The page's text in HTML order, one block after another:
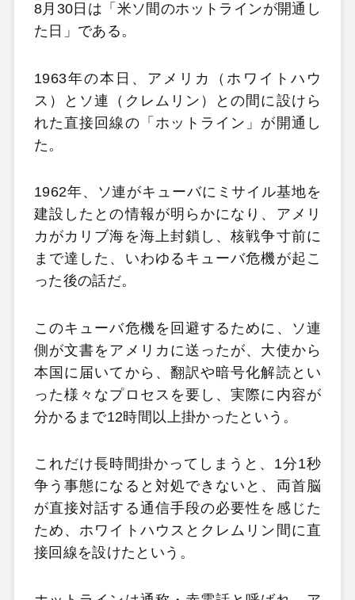
8月30日は「米ソ間のホットラインが開通し
た日」である。
1963年の本日、アメリカ（ホワイトハウ
ス）とソ連（クレムリン）との間に設けら
れた直接回線の「ホットライン」が開通し
た。
1962年、ソ連がキューバにミサイル基地を
建設したとの情報が明らかになり、アメリ
カがカリブ海を海上封鎖し、核戦争寸前に
まで達した、いわゆるキューバ危機が起こ
った後の話だ。
このキューバ危機を回避するために、ソ連
側が文書をアメリカに送ったが、大使から
本国に届いてから、翻訳や暗号化解読とい
った様々なプロセスを要し、実際に内容が
分かるまで12時間以上掛かったという。
これだけ長時間掛かってしまうと、1分1秒
争う事態になると対処できないと、両首脳
が直接対話する通信手段の必要性を感じた
ため、ホワイトハウスとクレムリン間に直
接回線を設けたという。